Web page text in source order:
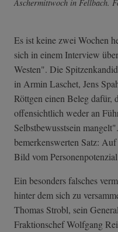
Aschermittwoch in Fellbach.
Es ist keine zwei Wochen
sich in einem Interview
Westen". Die
in Armin Laschet, Jens
Röttgen einen Beleg dafür,
offensichtlich weder an
Selbstbewusstsein
bemerkenswerten Satz:
Bild vom
Ein besonders falsches
hinter dem sich zu
Thomas Strobl, sein
Fraktionschef Wolfgang